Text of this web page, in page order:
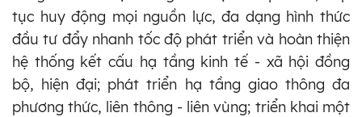
tục huy động mọi nguồn lực, đa dạng hình thức
đầu tư đẩy nhanh tốc độ phát triển và hoàn thiện
hệ thống kết cấu hạ tầng kinh tế - xã hội đồng
bộ, hiện đại; phát triển hạ tầng giao thông đa
phương thức, liên thông - liên vùng; triển khai một